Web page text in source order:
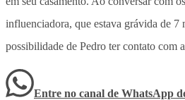
influenciadora, que estava grávida de 7
possibilidade de Pedro ter contato com
Entre no canal de WhatsApp